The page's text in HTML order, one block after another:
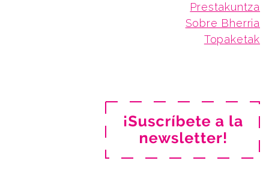
Prestakuntza
Sobre Bherria
Topaketak